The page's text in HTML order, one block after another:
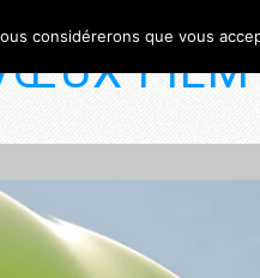
considérerons que vous